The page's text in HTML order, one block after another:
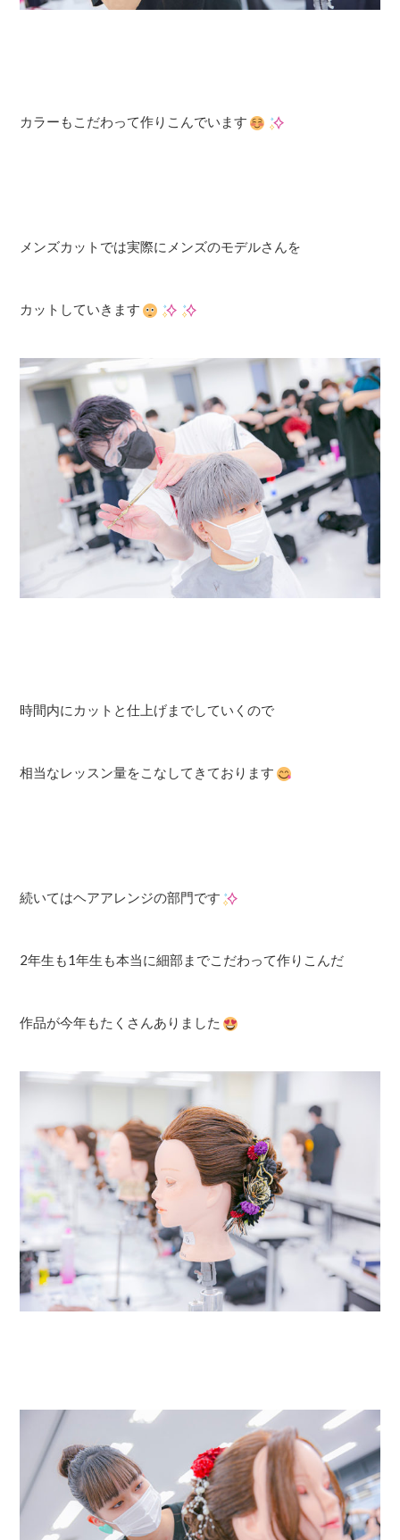
カラーもこだわって作りこんでいます
メンズカットでは実際にメンズのモデルさんを
カットしていきます
時間内にカットと仕上げまでしていくので
相当なレッスン量をこなしてきております
続いてはヘアアレンジの部門です
2年生も1年生も本当に細部までこだわって作りこんだ
作品が今年もたくさんありました